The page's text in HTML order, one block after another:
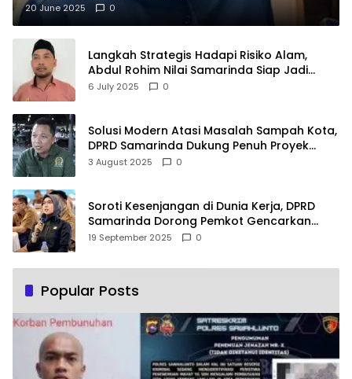
20 June 2025 0
Langkah Strategis Hadapi Risiko Alam,
Abdul Rohim Nilai Samarinda Siap Jadi
Pusat Logistik Bencana Kalimantan
6 July 2025 0
Solusi Modern Atasi Masalah Sampah Kota,
DPRD Samarinda Dukung Penuh Proyek
PLTSA
3 August 2025 0
Soroti Kesenjangan di Dunia Kerja, DPRD
Samarinda Dorong Pemkot Gencarkan
Pemberdayaan Perempuan
19 September 2025 0
Popular Posts